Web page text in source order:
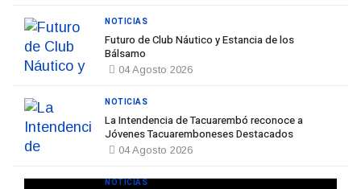
Futuro de Club Náutico y Estancia de los
Bálsamo
04 Agosto 2026
NOTICIAS
La Intendencia de Tacuarembó reconoce a
Jóvenes Tacuaremboneses Destacados
04 Agosto 2026
NOTICIAS
NOTICIAS